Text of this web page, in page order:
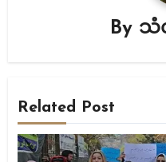
By သံ
Related Post